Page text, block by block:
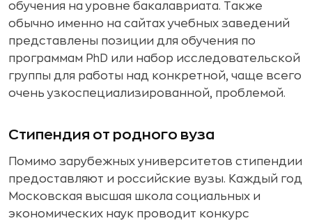
обучения на уровне бакалавриата. Также
обычно именно на сайтах учебных заведений
представлены позиции для обучения по
программам PhD или набор исследовательской
группы для работы над конкретной, чаще всего
очень узкоспециализированной, проблемой.
Стипендия от родного вуза
Помимо зарубежных университетов стипендии
предоставляют и российские вузы. Каждый год
Московская высшая школа социальных и
экономических наук проводит конкурс